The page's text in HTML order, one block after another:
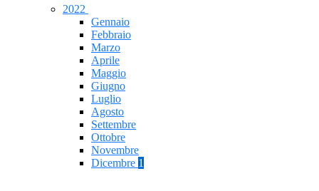
2022
Gennaio
Febbraio
Marzo
Aprile
Maggio
Giugno
Luglio
Agosto
Settembre
Ottobre
Novembre
Dicembre 1